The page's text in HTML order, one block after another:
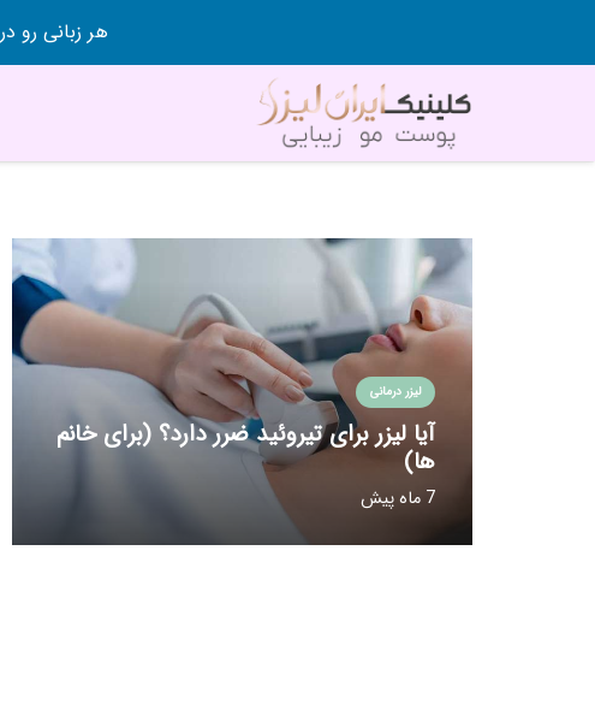
هر زبانی رو در 80 روز قورت بده و به رویای مهاجرتت برس ...
لیزر درمانی
آیا لیزر برای تیروئید ضرر دارد؟ (برای خانم
ها)
7 ماه پیش